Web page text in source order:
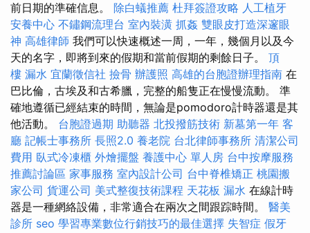
前日期的準確信息。 除白蟻推薦 杜拜簽證攻略 人工植牙
安養中心 不鏽鋼流理台 室內裝潢 抓姦 雙眼皮打造深邃眼
神 高雄律師 我們可以快速概述一周，一年，幾個月以及今
天的名字，即將到來的假期和當前假期的剩餘日子。 頂
樓 漏水 宜蘭徵信社 撿骨 辦護照 高雄的台胞證辦理指南 在
巴比倫，古埃及和古希臘，完整的船隻正在慢慢流動。 準
確地遵循已經結束的時間，無論是pomodoro計時器還是其
他活動。 台胞證過期 助聽器 北投撥筋技術 新墓第一年 客
廳 記帳士事務所 長照2.0 養老院 台北律師事務所 清潔公司
費用 臥式冷凍櫃 外燴擺盤 養護中心 單人房 台中按摩服務
推薦討論區 家事服務 室內設計公司 台中脊椎矯正 桃園搬
家公司 貨運公司 美式整復技術課程 天花板 漏水 在線計時
器是一種網絡設備，非常適合在兩次之間跟踪時間。 醫美
診所 seo 學習專業數位行銷技巧的最佳選擇 失智症 假牙